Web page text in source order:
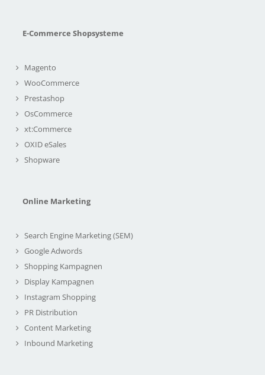
E-Commerce Shopsysteme
Magento
WooCommerce
Prestashop
OsCommerce
xt:Commerce
OXID eSales
Shopware
Online Marketing
Search Engine Marketing (SEM)
Google Adwords
Shopping Kampagnen
Display Kampagnen
Instagram Shopping
PR Distribution
Content Marketing
Inbound Marketing